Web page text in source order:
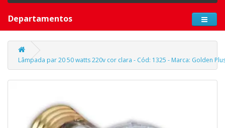
Departamentos
Lâmpada par 20 50 watts 220v cor clara - Cód: 1325 - Marca: Golden